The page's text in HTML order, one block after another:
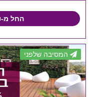
החל מ-230₪ שח למנה
המסיבה שלפני